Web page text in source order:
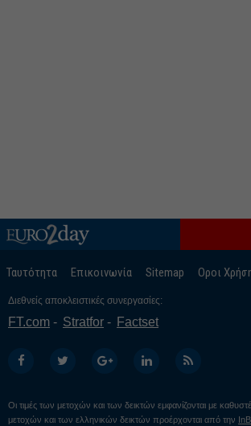
Ταυτότητα Επικοινωνία Sitemap Οροι
Διεθνείς αποκλειστικές συνεργασίες:
FT.com Stratfor Factset
Οι τιμές των μετοχών και των δεικτών εμφανίζονται με
μετοχών και των ελληνικών δεικτών προέρχονται από την